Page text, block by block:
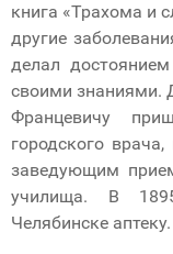
книга «Трахома и
другие
делал
своими знаниями.
Францевичу
городского
заведующим
училища. В
Челябинске аптеку.